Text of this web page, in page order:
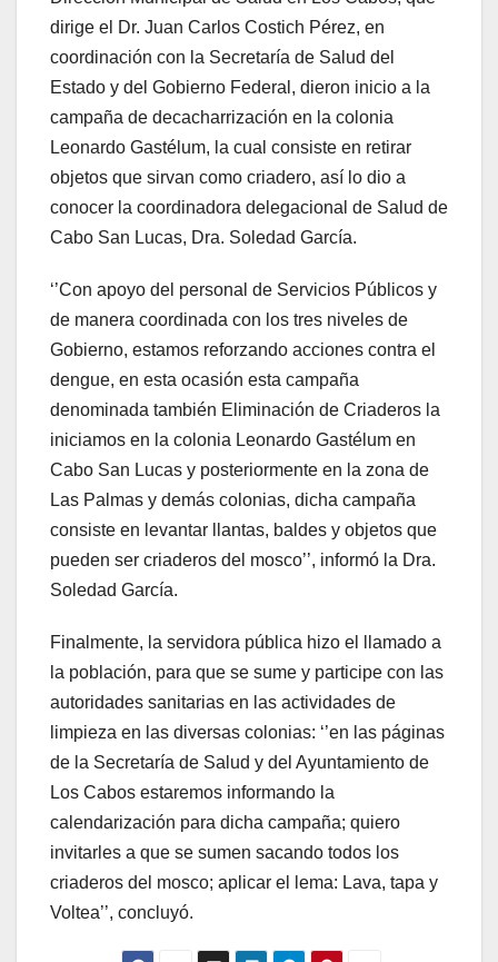
dirige el Dr. Juan Carlos Costich Pérez, en
coordinación con la Secretaría de Salud del
Estado y del Gobierno Federal, dieron inicio a la
campaña de decacharrización en la colonia
Leonardo Gastélum, la cual consiste en retirar
objetos que sirvan como criadero, así lo dio a
conocer la coordinadora delegacional de Salud de
Cabo San Lucas, Dra. Soledad García.
‘’Con apoyo del personal de Servicios Públicos y
de manera coordinada con los tres niveles de
Gobierno, estamos reforzando acciones contra el
dengue, en esta ocasión esta campaña
denominada también Eliminación de Criaderos la
iniciamos en la colonia Leonardo Gastélum en
Cabo San Lucas y posteriormente en la zona de
Las Palmas y demás colonias, dicha campaña
consiste en levantar llantas, baldes y objetos que
pueden ser criaderos del mosco’’, informó la Dra.
Soledad García.
Finalmente, la servidora pública hizo el llamado a
la población, para que se sume y participe con las
autoridades sanitarias en las actividades de
limpieza en las diversas colonias: ‘’en las páginas
de la Secretaría de Salud y del Ayuntamiento de
Los Cabos estaremos informando la
calendarización para dicha campaña; quiero
invitarles a que se sumen sacando todos los
criaderos del mosco; aplicar el lema: Lava, tapa y
Voltea’’, concluyó.